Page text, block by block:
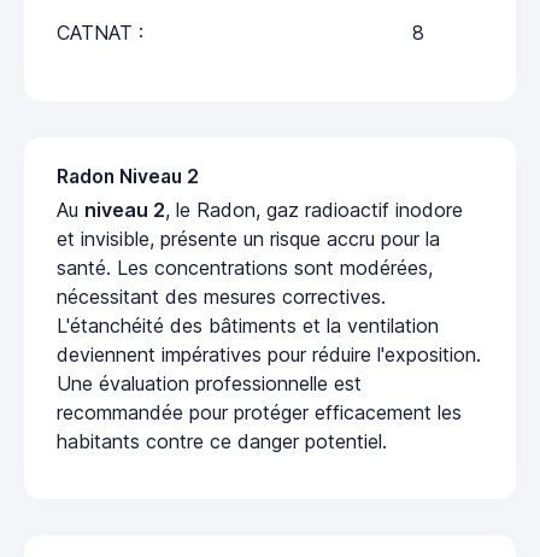
CATNAT : 8
Radon Niveau 2
Au niveau 2, le Radon, gaz radioactif inodore
et invisible, présente un risque accru pour la
santé. Les concentrations sont modérées,
nécessitant des mesures correctives.
L'étanchéité des bâtiments et la ventilation
deviennent impératives pour réduire l'exposition.
Une évaluation professionnelle est
recommandée pour protéger efficacement les
habitants contre ce danger potentiel.